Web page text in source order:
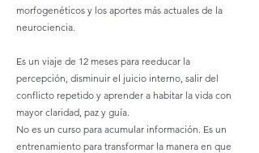
morfogenéticos y los aportes más actuales de la
neurociencia.
Es un viaje de 12 meses para reeducar la
percepción, disminuir el juicio interno, salir del
conflicto repetido y aprender a habitar la vida con
mayor claridad, paz y guía.
No es un curso para acumular información. Es un
entrenamiento para transformar la manera en que